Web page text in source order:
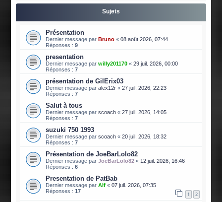
Sujets
Présentation
Dernier message parBruno «08 août 2026, 07:44
Réponses :9
presentation
Dernier message parwilly201170 «29 juil. 2026, 00:00
Réponses :7
présentation de GilErix03
Dernier message paralex12r «27 juil. 2026, 22:23
Réponses :7
Salut à tous
Dernier message parscoach «27 juil. 2026, 14:05
Réponses :7
suzuki 750 1993
Dernier message parscoach «20 juil. 2026, 18:32
Réponses :7
Présentation de JoeBarLolo82
Dernier message parJoeBarLolo82 « 12 juil. 2026, 16:46
Réponses :6
Presentation de PatBab
Dernier message parAlf «07 juil. 2026, 07:35
Réponses :17 1 2